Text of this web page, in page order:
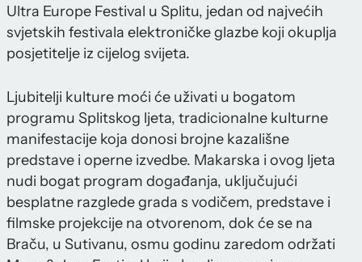
Ultra Europe Festival u Splitu, jedan od najvećih
svjetskih festivala elektroničke glazbe koji okuplja
posjetitelje iz cijelog svijeta.
Ljubitelji kulture moći će uživati u bogatom
programu Splitskog ljeta, tradicionalne kulturne
manifestacije koja donosi brojne kazališne
predstave i operne izvedbe. Makarska i ovog ljeta
nudi bogat program događanja, uključujući
besplatne razglede grada s vodičem, predstave i
filmske projekcije na otvorenom, dok će se na
Braču, u Sutivanu, osmu godinu zaredom održati